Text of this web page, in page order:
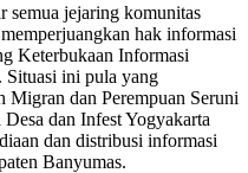
semua jejaring komunitas
hak informasi
Keterbukaan Informasi
ini pula yang
Migran dan Perempuan Seruni
dan Infest Yogyakarta
dan distribusi informasi
Banyumas.